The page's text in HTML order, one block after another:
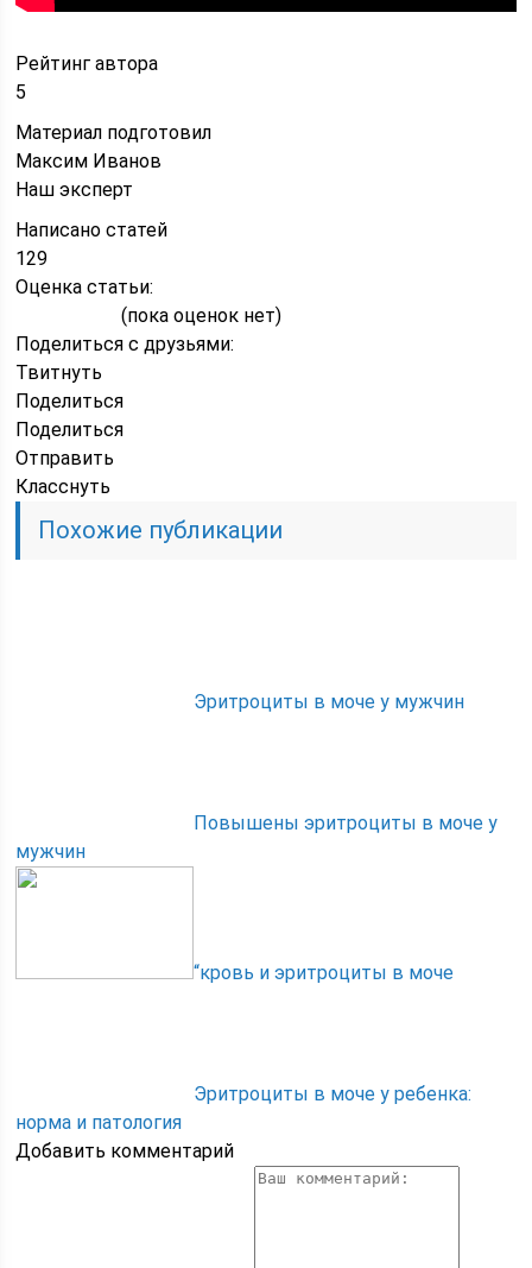
Рейтинг автора
5
Материал подготовил
Максим Иванов
Наш эксперт
Написано статей
129
Оценка статьи:
(пока оценок нет)
Поделиться с друзьями:
Твитнуть
Поделиться
Поделиться
Отправить
Класснуть
Похожие публикации
Эритроциты в моче у мужчин
Повышены эритроциты в моче у
мужчин
“кровь и эритроциты в моче
Эритроциты в моче у ребенка:
норма и патология
Добавить комментарий